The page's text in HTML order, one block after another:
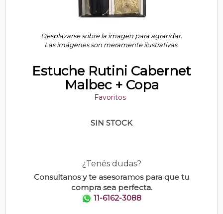
Desplazarse sobre la imagen para agrandar.
Las imágenes son meramente ilustrativas.
Estuche Rutini Cabernet
Malbec + Copa
Favoritos
SIN STOCK
¿Tenés dudas?
Consultanos y te asesoramos para que tu
compra sea perfecta.
11-6162-3088